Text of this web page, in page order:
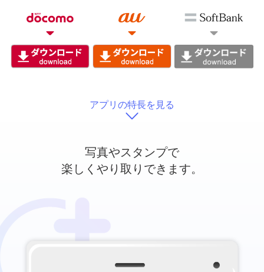
アプリの特長を見る
写真やスタンプで
楽しくやり取りできます。